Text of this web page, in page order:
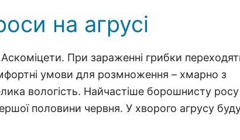
на агрусі
При зараженні грибки
умови для розмноження – хмарно з
вологість. Найчастіше борошнисту росу
половини червня. У хворого агрусу